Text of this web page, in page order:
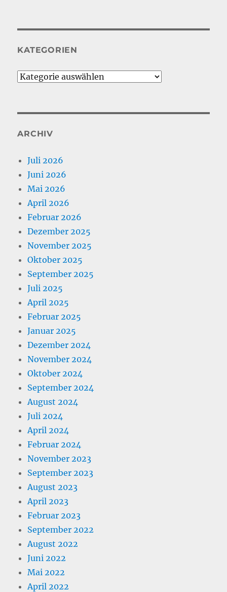
KATEGORIEN
Kategorien
ARCHIV
Juli 2026
Juni 2026
Mai 2026
April 2026
Februar 2026
Dezember 2025
November 2025
Oktober 2025
September 2025
Juli 2025
April 2025
Februar 2025
Januar 2025
Dezember 2024
November 2024
Oktober 2024
September 2024
August 2024
Juli 2024
April 2024
Februar 2024
November 2023
September 2023
August 2023
April 2023
Februar 2023
September 2022
August 2022
Juni 2022
Mai 2022
April 2022